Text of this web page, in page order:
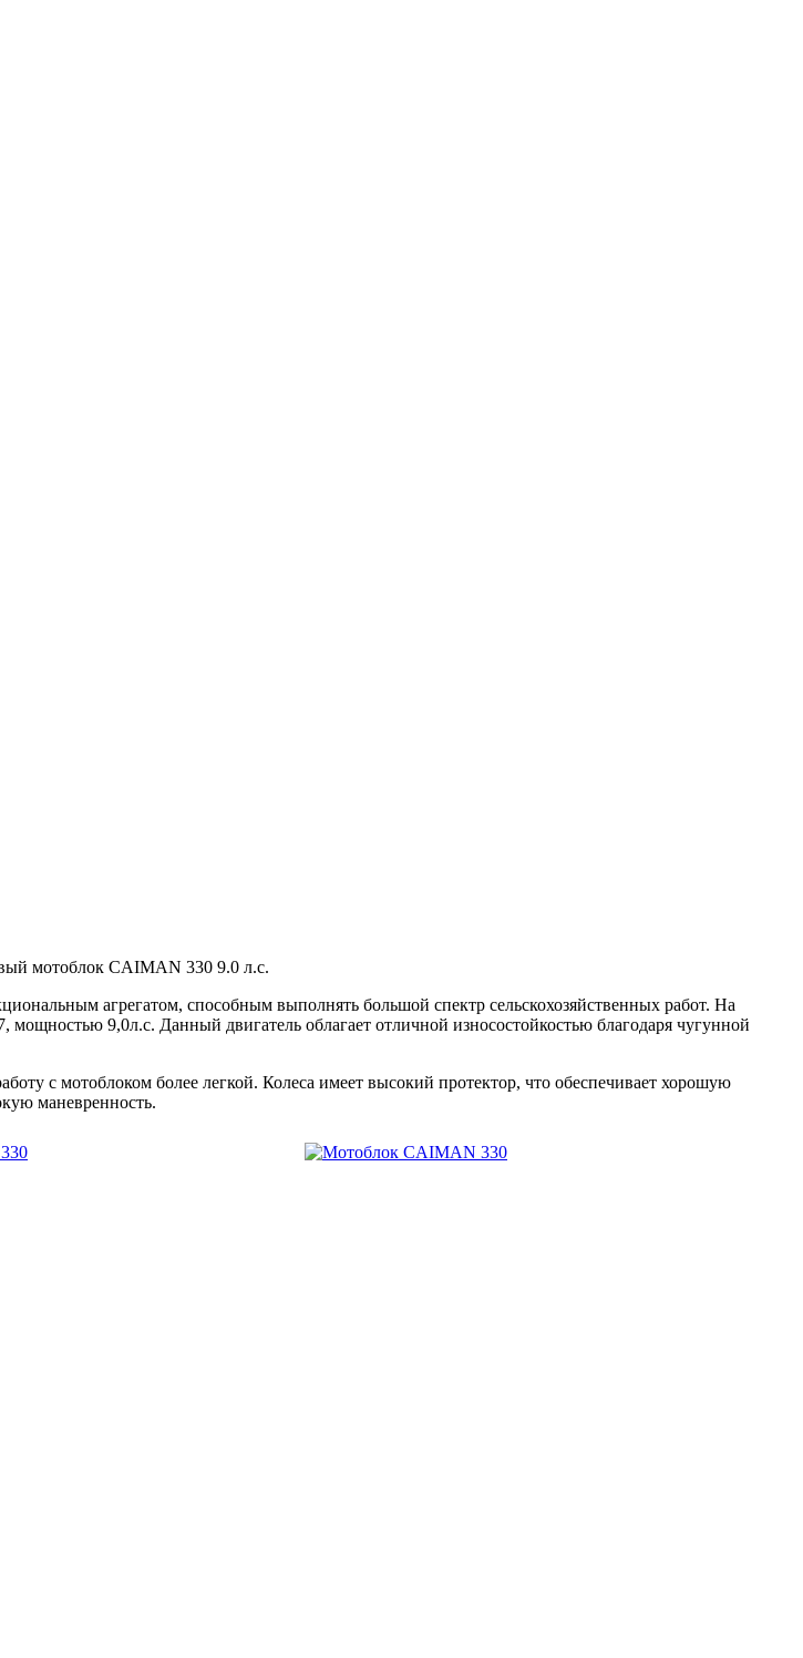
агрегатом, способным выполнять большой спектр сельскохозяйственных работ. На
9,0л.с. Данный двигатель облагает отличной износостойкостью благодаря чугунной
с мотоблоком более легкой. Колеса имеет высокий протектор, что обеспечивает хорошую
маневренность.